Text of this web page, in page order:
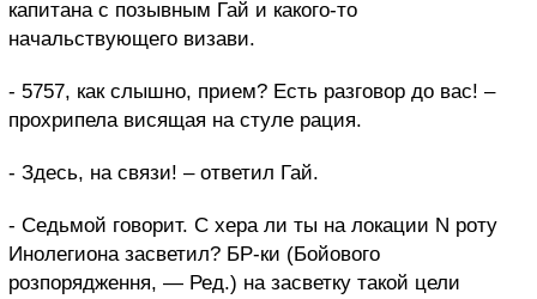
капитана с позывным Гай и какого-то
начальствующего визави.
- 5757, как слышно, прием? Есть разговор до вас! –
прохрипела висящая на стуле рация.
- Здесь, на связи! – ответил Гай.
- Седьмой говорит. С хера ли ты на локации N роту
Инолегиона засветил? БР-ки (Бойового
розпорядження, — Ред.) на засветку такой цели